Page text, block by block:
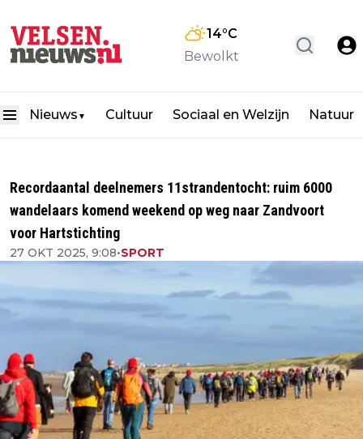
14°C
Bewolkt
Nieuws ▼ Cultuur Sociaal en Welzijn Natuur
Recordaantal deelnemers 11strandentocht: ruim 6000
wandelaars komend weekend op weg naar Zandvoort
voor Hartstichting
27 OKT 2025, 9:08•SPORT